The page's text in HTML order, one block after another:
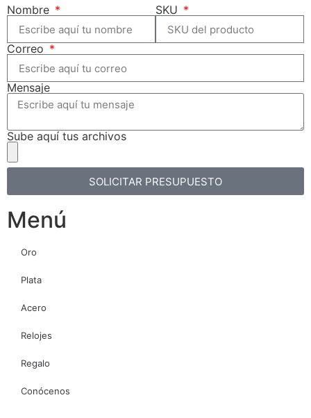
Nombre SKU
Correo
Mensaje
Sube aquí tus archivos
SOLICITAR PRESUPUESTO
Menú
Oro
Plata
Acero
Relojes
Regalo
Conócenos